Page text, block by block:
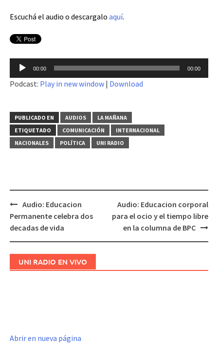
Escuchá el audio o descargalo aquí.
Reproductor
de
audio
00:00 00:00
Podcast: Play in new window | Download
PUBLICADO EN AUDIOS
LA MAÑANA
ETIQUETADO
COMUNICACIÓN
INTERNACIONAL
NACIONALES
POLÍTICA UNI RADIO
Navegación
de
Audio: Educacion
Permanente celebra dos
decadas de vida
Audio: Educacion corporal
para el ocio y el tiempo libre
en la columna de BPC
UNI RADIO EN VIVO
Abrir en nueva página